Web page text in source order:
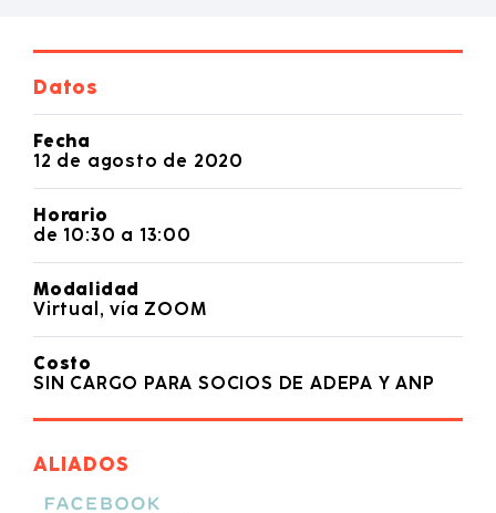
Datos
Fecha
12 de agosto de 2020
Horario
de 10:30 a 13:00
Modalidad
Virtual, vía ZOOM
Costo
SIN CARGO PARA SOCIOS DE ADEPA Y ANP
ALIADOS